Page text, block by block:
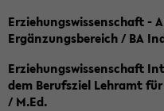
Erziehungswissenschaft -
Ergänzungsbereich / BA
Erziehungswissenschaft
dem Berufsziel Lehramt
/ M.Ed.